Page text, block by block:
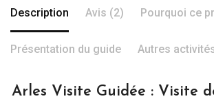
Description Avis (2) Pourquoi ce
Présentation du guide Autres
Arles Visite Guidée : Visite